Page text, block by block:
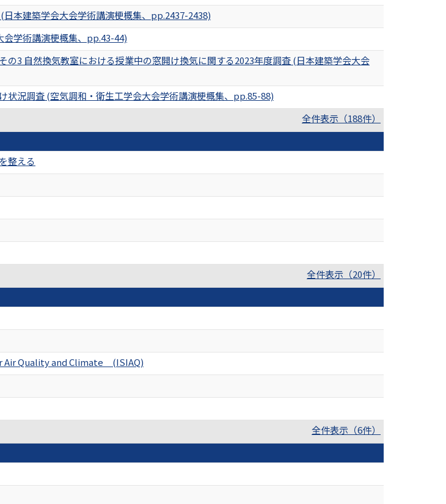
本建築学会大会学術講演梗概集、pp.2437-2438)
会学術講演梗概集、pp.43-44)
3 自然換気教室における授業中の窓開け換気に関する2023年度調査 (日本建築学会大会
状況調査 (空気調和・衛生工学会大会学術講演梗概集、pp.85-88)
全件表示（188件）
整える
全件表示（20件）
Quality and Climate (ISIAQ)
全件表示（6件）